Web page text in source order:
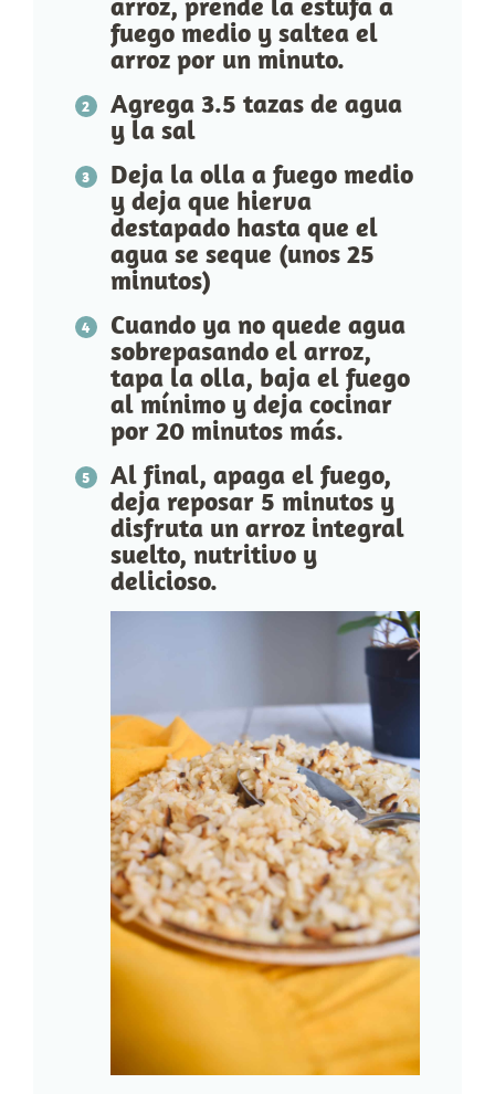
fuego medio y saltea el
arroz por un minuto.
Agrega 3.5 tazas de agua
y la sal
Deja la olla a fuego medio
y deja que hierva
destapado hasta que el
agua se seque (unos 25
minutos)
Cuando ya no quede agua
sobrepasando el arroz,
tapa la olla, baja el fuego
al mínimo y deja cocinar
por 20 minutos más.
Al final, apaga el fuego,
deja reposar 5 minutos y
disfruta un arroz integral
suelto, nutritivo y
delicioso.